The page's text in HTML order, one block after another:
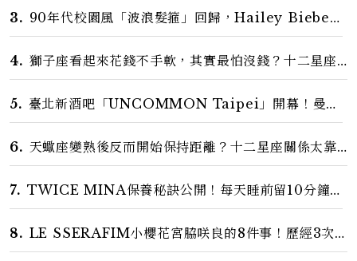
3. 90年代校園風「波浪髮箍」回歸，Hailey Bieber
示範如何戴得時髦：這款Miu Miu髮箍未開賣先爆紅！
4. 獅子座看起來花錢不手軟，其實最怕沒錢？十二星座
藏得最深的金錢焦慮，「這星座」比價半天，最後卻買最
貴的
5. 臺北新酒吧「UNCOMMON Taipei」開幕！曼
谷、新加坡酒吧人聯手打造成熟大人專屬夜生活
6. 天蠍座變熟後反而開始保持距離？十二星座關係太靠
近時最怕發生的事，「這星座」一有壓力就先躲起來
7. TWICE MINA保養秘訣公開！每天睡前留10分鐘
ME TIME、定期皮拉提斯，6個日常習慣養出牛奶肌
8. LE SSERAFIM小櫻花宮脇咲良的8件事！歷經3次
出道、嚴以律己的終極自我管理王、靠「這招」養成17吋